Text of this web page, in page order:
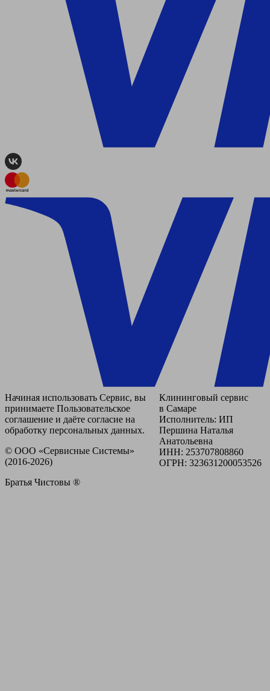
Начиная использовать Сервис, вы
принимаете Пользовательское
соглашение и даёте согласие на
обработку персональных данных.
© ООО «Сервисные Системы»
(2016-2026)
Братья Чистовы ®
Клининговый сервис
в Самаре
Исполнитель: ИП
Першина Наталья
Анатольевна
ИНН: 253707808860
ОГРН: 323631200053526